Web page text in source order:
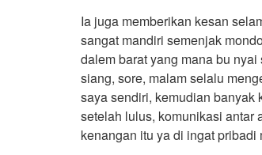
Ia juga memberikan kesan
sangat mandiri semenjak
dalem barat yang mana bu
siang, sore, malam selalu
saya sendiri, kemudian banyak
setelah lulus, komunikasi antar
kenangan itu ya di ingat